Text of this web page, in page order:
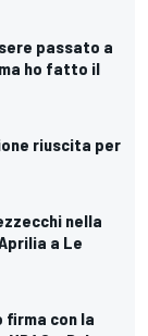
passato a
ho fatto il
riuscita per
nella
a Le
firma con la